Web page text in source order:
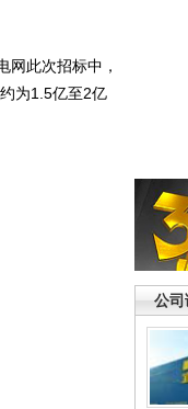
公司
此次招标中，
为1.5亿至2亿